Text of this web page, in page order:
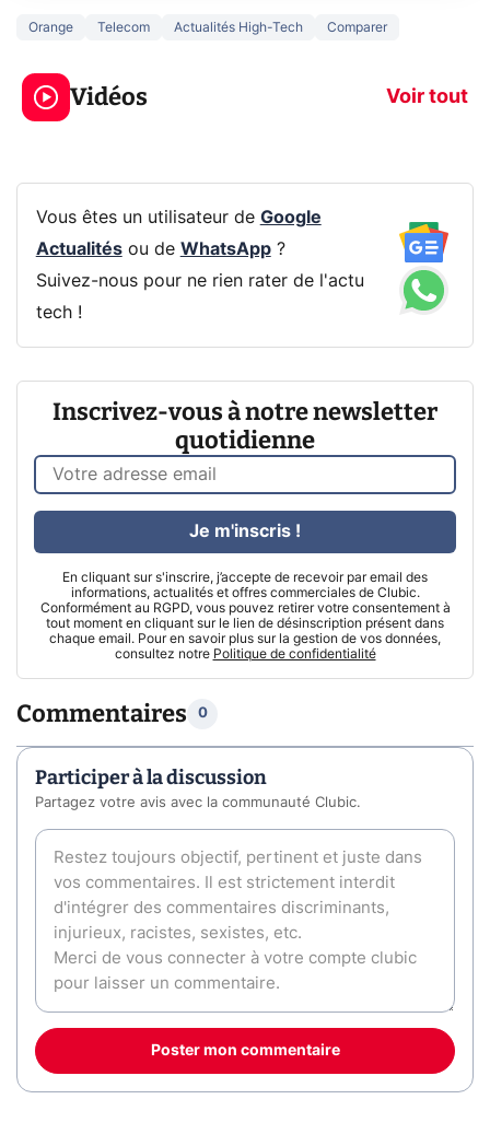
Orange Telecom Actualités High-Tech Comparer
Vidéos Voir tout
3 écrans en 1 pour
319€ ? Voici L'AOC
CQ32G4ZA !
5
prochaine
Vous êtes un utilisateur de Google
Actualitésou de WhatsApp?
Suivez-nous pour ne rien rater de l'actu
tech !
Inscrivez-vous à notre newsletter
quotidienne
En cliquant sur s'inscrire, j’accepte de recevoir par email des
informations, actualités et offres commerciales de Clubic.
Conformément au RGPD, vous pouvez retirer votre consentement à
tout moment en cliquant sur le lien de désinscription présent dans
chaque email. Pour en savoir plus sur la gestion de vos données,
consultez notre Politique de confidentialité
Je m'inscris !
Commentaires 0
Participer à la discussion
Partagez votre avis avec la communauté Clubic.
Poster mon commentaire